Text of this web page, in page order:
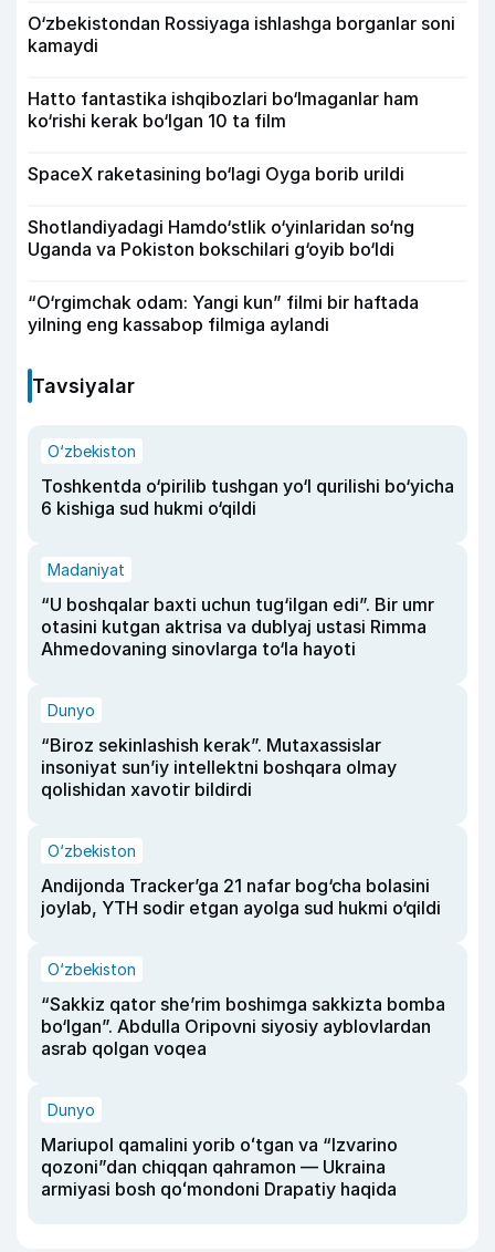
O‘zbekistondan Rossiyaga ishlashga borganlar soni
kamaydi
Hatto fantastika ishqibozlari bo‘lmaganlar ham
ko‘rishi kerak bo‘lgan 10 ta film
SpaceX raketasining bo‘lagi Oyga borib urildi
Shotlandiyadagi Hamdo‘stlik o‘yinlaridan so‘ng
Uganda va Pokiston bokschilari g‘oyib bo‘ldi
“O‘rgimchak odam: Yangi kun” filmi bir haftada
yilning eng kassabop filmiga aylandi
Tavsiyalar
O‘zbekiston
Toshkentda o‘pirilib tushgan yo‘l qurilishi bo‘yicha
6 kishiga sud hukmi o‘qildi
Madaniyat
“U boshqalar baxti uchun tug‘ilgan edi”. Bir umr
otasini kutgan aktrisa va dublyaj ustasi Rimma
Ahmedovaning sinovlarga to‘la hayoti
Dunyo
“Biroz sekinlashish kerak”. Mutaxassislar
insoniyat sun’iy intellektni boshqara olmay
qolishidan xavotir bildirdi
O‘zbekiston
Andijonda Tracker’ga 21 nafar bog‘cha bolasini
joylab, YTH sodir etgan ayolga sud hukmi o‘qildi
O‘zbekiston
“Sakkiz qator she’rim boshimga sakkizta bomba
bo‘lgan”. Abdulla Oripovni siyosiy ayblovlardan
asrab qolgan voqea
Dunyo
Mariupol qamalini yorib oʻtgan va “Izvarino
qozoni”dan chiqqan qahramon — Ukraina
armiyasi bosh qoʻmondoni Drapatiy haqida